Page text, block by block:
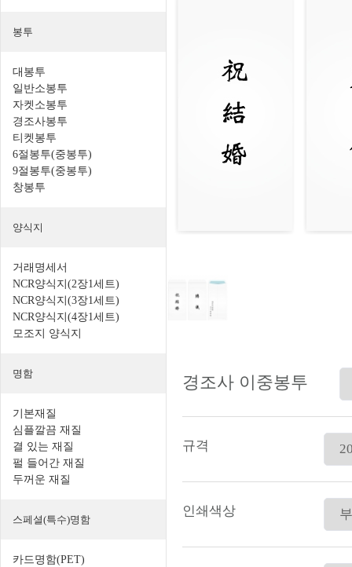
봉투
대봉투
일반소봉투
자켓소봉투
경조사봉투
티켓봉투
6절봉투(중봉투)
9절봉투(중봉투)
창봉투
양식지
거래명세서
NCR양식지(2장1세트)
NCR양식지(3장1세트)
NCR양식지(4장1세트)
모조지 양식지
명함
기본재질
심플깔끔 재질
결 있는 재질
펄 들어간 재질
두꺼운 재질
스페셜(특수)명함
카드명함(PET)
경조사 이중봉투
규격
인쇄색상